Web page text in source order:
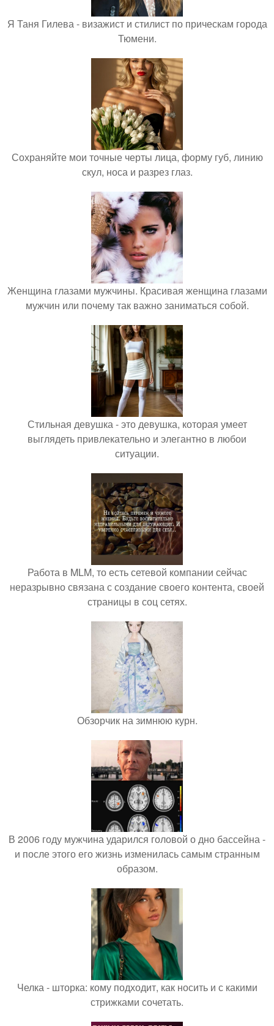
Я Таня Гилева - визажист и стилист по прическам города
Тюмени.
Сохраняйте мои точные черты лица, форму губ, линию
скул, носа и разрез глаз.
Женщина глазами мужчины. Красивая женщина глазами
мужчин или почему так важно заниматься собой.
Стильная девушка - это девушка, которая умеет
выглядеть привлекательно и элегантно в любои
ситуации.
Работа в MLM, то есть сетевой компании сейчас
неразрывно связана с создание своего контента, своей
страницы в соц сетях.
Обзорчик на зимнюю курн.
В 2006 году мужчина ударился головой о дно бассейна -
и после этого его жизнь изменилась самым странным
образом.
Челка - шторка: кому подходит, как носить и с какими
стрижками сочетать.